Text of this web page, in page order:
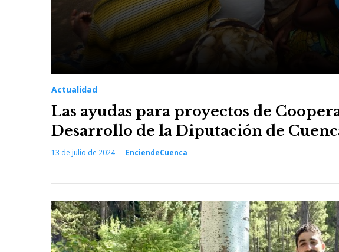
Actualidad
Las ayudas para proyectos de
Desarrollo de la Diputación de
13 de julio de 2024 EnciendeCuenca